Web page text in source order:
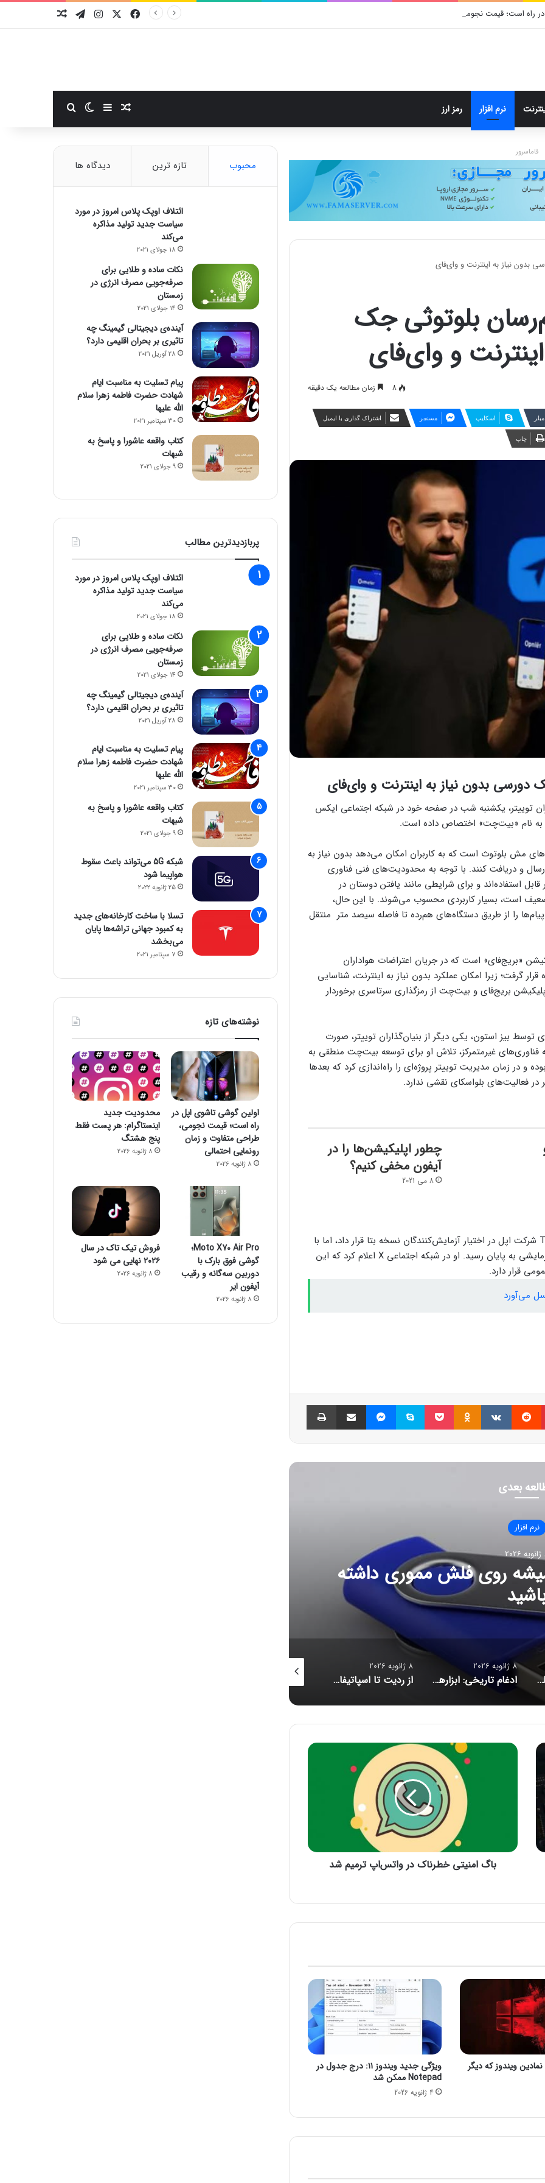
راه است؛ قیمت نجومی، طراحی متفاوت و زمان رونمایی احتمالی فیسبوکایکس اینستاگرام
تلگرام
نرم افزار رمز ارز نوشته تصادفی
سایدبارتغییر پوسته
فاماسرور
نیاز به اینترنت و وای‌فای
بلوتوثی جک
و وای‌فای
8 زمان مطالعه یک دقیقه
اسکایپ مسنجر اشتراک گذاری با ایمیل
چاپ
بدون نیاز به اینترنت و وای‌فای
توییتر، یکشنبه شب در صفحه خود در شبکه اجتماعی ایکس
به نام «بیت‌چت» اختصاص داده است.
مش بلوتوث است که به کاربران امکان می‌دهد بدون نیاز به
و دریافت کنند. با توجه به محدودیت‌های فنی فناوری
استفاده‌اند و برای شرایطی مانند یافتن دوستان در
است، بسیار کاربردی محسوب می‌شوند. با این حال،
را از طریق دستگاه‌های هم‌رده تا فاصله سیصد متر منتقل
«بریج‌فای» است که در جریان اعتراضات هواداران
گرفت؛ زیرا امکان عملکرد بدون نیاز به اینترنت، شناسایی
بریج‌فای و بیت‌چت از رمزگذاری سرتاسری برخوردار
بیز استون، یکی دیگر از بنیان‌گذاران توییتر، صورت
فناوری‌های غیرمتمرکز، تلاش او برای توسعه بیت‌چت منطقی به
در زمان مدیریت توییتر پروژه‌ای را راه‌اندازی کرد که بعدها
فعالیت‌های بلواسکای نقشی ندارد.
چطور اپلیکیشن‌ها را در
آیفون مخفی کنیم؟
8 می 2021
دورسی اپلیکیشن بیت‌چت را از طریق پلتفرم TestFlight شرکت اپل در اختیار آزمایش‌کنندگان نسخه بتا قرار داد، اما با
رسیدن تعداد کاربران به حداکثر ده هزار نفر، این دوره آزمایشی به پایان رسید. او در شبکه اجتماعی X اعلام کرد که این
قرار دارد.
می‌آورد
پینتریست Reddit
VKontakte
Odnoklassniki پاکت اسکایپ مسنجر اشتراک گذاری با ایمیل
بعدی
نرم افزار
همیشه روی فلش مموری داشته
چت‌جی‌پی‌تی پردانلودترین اپلیکیشن اپل در ایالات متحده در سال ۲۰۲۵
8 ژانویه 2026
ادغام تاریخی: ابزارهای ادوبی اکنون در ChatGPT قابل استفاده‌اند
8 ژانویه 2026
از ردیت تا اسپاتیفای؛ اپلیکیشن‌هایی که در سال ۲۰۲۵ کاربران را ناامید کردند
ب
ی
ن
و
ا
س‌
ا
پ
ر
م
د
باگ امنیتی خطرناک در واتس‌اپ ترمیم شد
ویندوز که دیگر
ویژگی جدید ویندوز ۱۱: درج جدول در
Notepad ممکن شد
4 ژانویه 2026
محبوب تازه ترین دیدگاه ها
ائتلاف اوپک پلاس امروز در مورد
سیاست جدید تولید مذاکره
می‌کند
18 جولای 2021
نکات ساده و طلایی برای
صرفه‌جویی مصرف انرژی در
زمستان
14 جولای 2021
آینده‌ی دیجیتالی گیمینگ چه
تاثیری بر بحران اقلیمی دارد؟
28 آوریل 2021
پیام تسلیت به مناسبت ایام
شهادت حضرت فاطمه زهرا سلام
الله علیها
30 سپتامبر 2021
کتاب واقعه عاشورا و پاسخ به
شبهات
9 جولای 2021
پربازدیدترین مطالب
ائتلاف اوپک پلاس امروز در مورد
سیاست جدید تولید مذاکره
می‌کند
18 جولای 2021
نکات ساده و طلایی برای
صرفه‌جویی مصرف انرژی در
زمستان
14 جولای 2021
آینده‌ی دیجیتالی گیمینگ چه
تاثیری بر بحران اقلیمی دارد؟
28 آوریل 2021
پیام تسلیت به مناسبت ایام
شهادت حضرت فاطمه زهرا سلام
الله علیها
30 سپتامبر 2021
کتاب واقعه عاشورا و پاسخ به
شبهات
9 جولای 2021
شبکه 5G می‌تواند باعث سقوط
هواپیما شود
25 ژانویه 2022
تسلا با ساخت کارخانه‌های جدید
به کمبود جهانی تراشه‌ها پایان
می‌بخشد
7 سپتامبر 2021
نوشته‌های تازه
اولین گوشی تاشوی اپل در
راه است؛ قیمت نجومی،
طراحی متفاوت و زمان
رونمایی احتمالی
8 ژانویه 2026
محدودیت جدید
اینستاگرام: هر پست فقط
پنج هشتگ
8 ژانویه 2026
Moto X70 Air Pro؛
گوشی فوق بارک با
دوربین سه‌گانه و رقیب
آیفون ایر
8 ژانویه 2026
فروش تیک تاک در سال
۲۰۲۶ نهایی می شود
8 ژانویه 2026